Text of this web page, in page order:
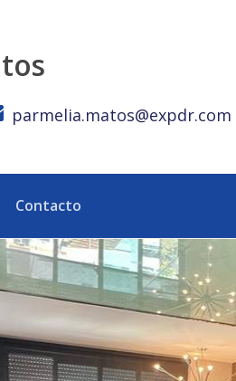
parmelia.matos@expdr.com
Contacto
y Amenidades - eXp Realty